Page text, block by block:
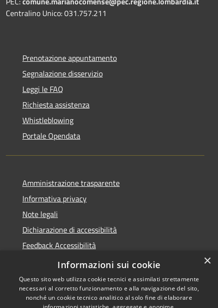
Centralino Unico: 031.757.211
Prenotazione appuntamento
Segnalazione disservizio
Leggi le FAQ
Richiesta assistenza
Whistleblowing
Portale Opendata
Amministrazione trasparente
Informativa privacy
Note legali
Dichiarazione di accessibilità
Feedback Accessibilità
Fatturare al comune
×
Informazioni sui cookie
Questo sito web utilizza cookie tecnici e assimilati strettamente
necessari al corretto funzionamento e alla navigazione del sito,
nonché un cookie tecnico analitico al solo fine di elaborare